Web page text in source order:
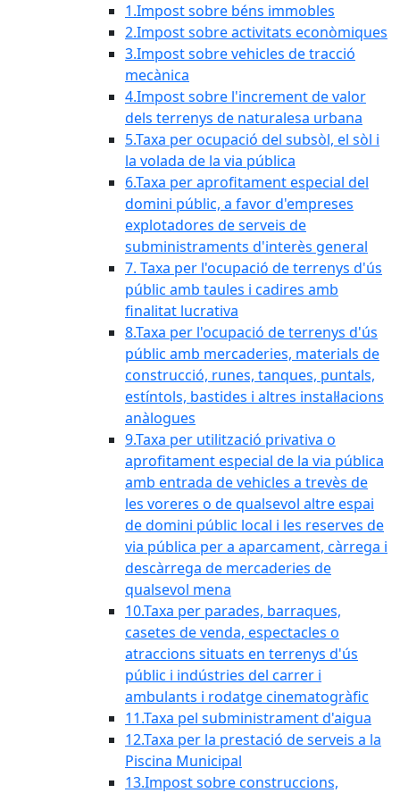
1.Impost sobre béns immobles
2.Impost sobre activitats econòmiques
3.Impost sobre vehicles de tracció
mecànica
4.Impost sobre l'increment de valor
dels terrenys de naturalesa urbana
5.Taxa per ocupació del subsòl, el sòl i
la volada de la via pública
6.Taxa per aprofitament especial del
domini públic, a favor d'empreses
explotadores de serveis de
subministraments d'interès general
7. Taxa per l'ocupació de terrenys d'ús
públic amb taules i cadires amb
finalitat lucrativa
8.Taxa per l'ocupació de terrenys d'ús
públic amb mercaderies, materials de
construcció, runes, tanques, puntals,
estíntols, bastides i altres instal·lacions
anàlogues
9.Taxa per utilització privativa o
aprofitament especial de la via pública
amb entrada de vehicles a trevès de
les voreres o de qualsevol altre espai
de domini públic local i les reserves de
via pública per a aparcament, càrrega i
descàrrega de mercaderies de
qualsevol mena
10.Taxa per parades, barraques,
casetes de venda, espectacles o
atraccions situats en terrenys d'ús
públic i indústries del carrer i
ambulants i rodatge cinematogràfic
11.Taxa pel subministrament d'aigua
12.Taxa per la prestació de serveis a la
Piscina Municipal
13.Impost sobre construccions,